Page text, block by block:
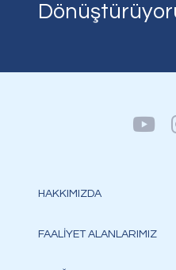
HAKKIMIZDA
FAALİYET ALANLARIMIZ